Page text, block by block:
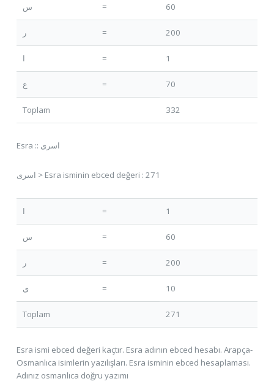
س = 60
ر = 200
ا = 1
ع = 70
Toplam 332
Esra :: اسری
اسری > Esra isminin ebced değeri : 271
ا = 1
س = 60
ر = 200
ی = 10
Toplam 271
Esra ismi ebced değeri kaçtır. Esra adının ebced hesabı. Arapça-
Osmanlıca isimlerin yazılışları. Esra isminin ebced hesaplaması.
Adınız osmanlıca doğru yazımı